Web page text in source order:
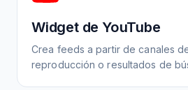
Widget de YouTube
Crea feeds a partir de canales
reproducción o resultados de